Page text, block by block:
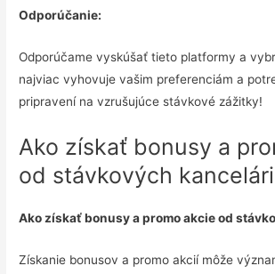
Odporúčanie:
Odporúčame vyskúšať tieto platformy a
najviac vyhovuje vašim preferenciám a
pripravení na vzrušujúce stávkové zážitky!
Ako získať bonusy a
od stávkových
Ako získať bonusy a promo akcie od
Získanie bonusov a promo akcií môže